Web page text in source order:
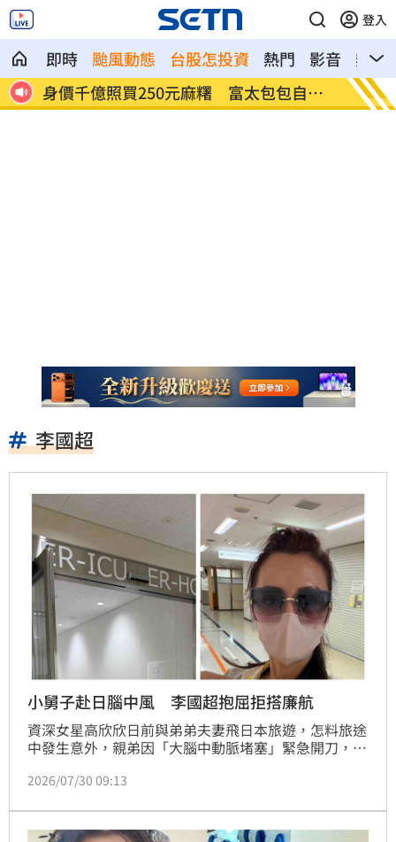
登入
即時 颱風動態 台股怎投資 熱門 影音
熱搜
獨／河北彩花快閃文博會！狂掃潮玩曝驚
喜
小吃
李國超
小舅子赴日腦中風 李國超抱屈拒搭廉航
資深女星高欣欣日前與弟弟夫妻飛日本旅遊，怎料旅途
中發生意外，親弟因「大腦中動脈堵塞」緊急開刀，住
成機票損失，經過幾番申請，才獲得退代金券。
2026/07/30 09:13